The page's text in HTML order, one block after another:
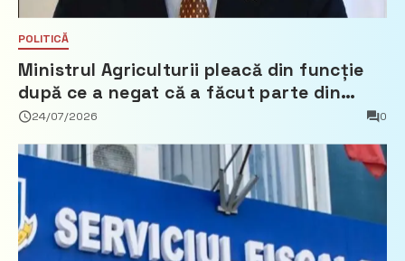
POLITICĂ
Ministrul Agriculturii pleacă din funcție
după ce a negat că a făcut parte din
Partidul Democrat
24/07/2026 0